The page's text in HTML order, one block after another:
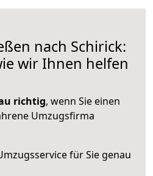
nach Schirick:
wir Ihnen helfen
richtig, wenn Sie einen
Umzugsfirma
für Sie genau